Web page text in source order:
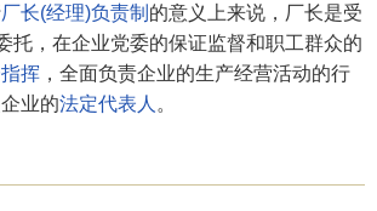
厂长(经理)负责制 的意义上来说，厂长是受
托，在企业党委的保证监督和职工群众的
挥 ，全面负责企业的生产经营活动的行
业的法定代表人 。